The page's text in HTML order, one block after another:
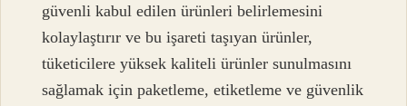
güvenli kabul edilen ürünleri belirlemesini
kolaylaştırır ve bu işareti taşıyan ürünler,
tüketicilere yüksek kaliteli ürünler sunulmasını
sağlamak için paketleme, etiketleme ve güvenlik